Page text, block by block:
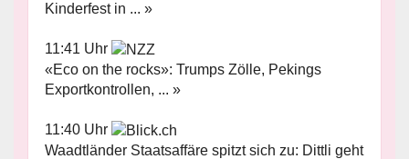
Kinderfest in ... »
11:41 Uhr
«Eco on the rocks»: Trumps Zölle, Pekings
Exportkontrollen, ... »
11:40 Uhr
Waadtländer Staatsaffäre spitzt sich zu: Dittli geht